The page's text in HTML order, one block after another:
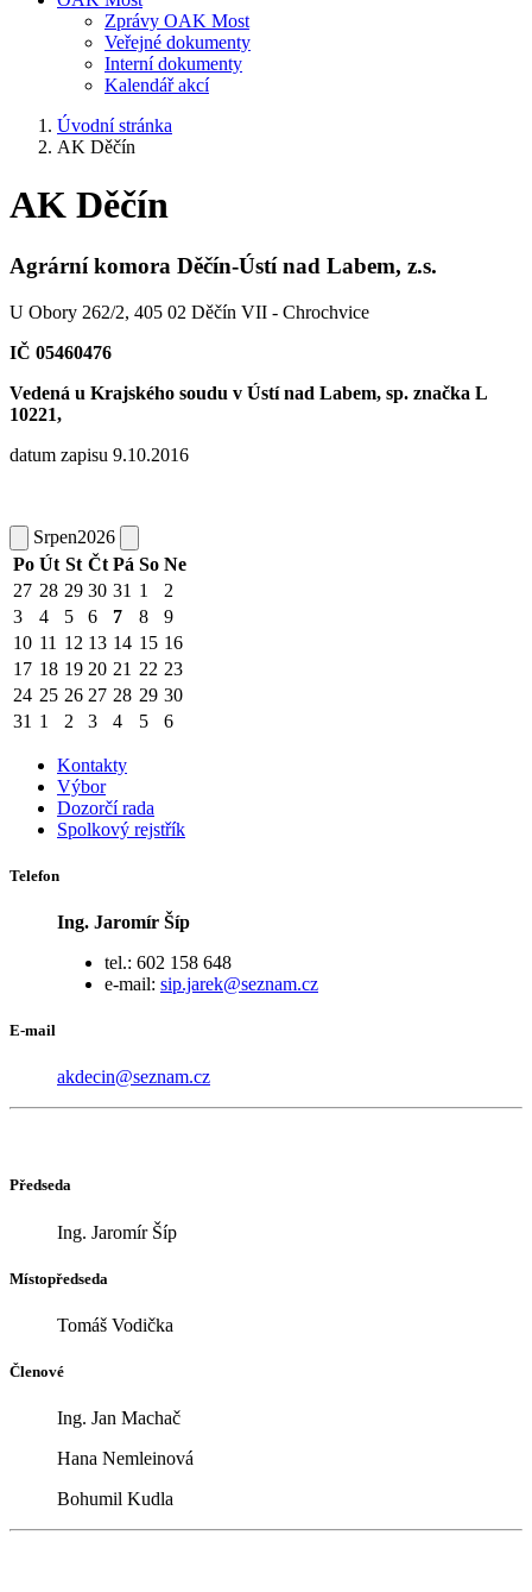
Zprávy OAK Most
Veřejné dokumenty
Interní dokumenty
Kalendář akcí
Úvodní stránka
AK Děčín
AK Děčín
Agrární komora Děčín-Ústí nad Labem, z.s.
U Obory 262/2, 405 02 Děčín VII - Chrochvice
IČ 05460476
Vedená u Krajského soudu v Ústí nad Labem, sp. značka L
10221,
datum zapisu 9.10.2016
Srpen2026
Po Út St Čt Pá So Ne
27 28 29 30 31 1
2
3
4 5 6 7 8
9
10 11 12 13 14 15 16
17 18 19 20 21 22 23
24 25 26 27 28 29 30
31 1 2 3 4 5 6
Kontakty
Výbor
Dozorčí rada
Spolkový rejstřík
Telefon
Ing. Jaromír Šíp
tel.: 602 158 648
e-mail: sip.jarek@seznam.cz
E-mail
akdecin@seznam.cz
Předseda
Ing. Jaromír Šíp
Místopředseda
Tomáš Vodička
Členové
Ing. Jan Machač
Hana Nemleinová
Bohumil Kudla